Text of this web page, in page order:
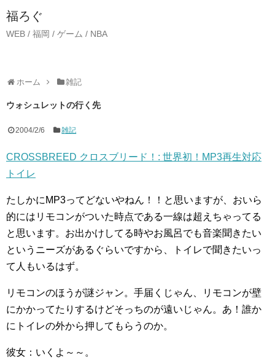
福ろぐ
WEB / 福岡 / ゲーム / NBA
ホーム 雑記
ウォシュレットの行く先
2004/2/6 雑記
CROSSBREED クロスブリード！: 世界初！MP3再生対応
トイレ
たしかにMP3ってどないやねん！！と思いますが、おいら
的にはリモコンがついた時点である一線は超えちゃってる
と思います。お出かけしてる時やお風呂でも音楽聞きたい
というニーズがあるぐらいですから、トイレで聞きたいっ
て人もいるはず。
リモコンのほうが謎ジャン。手届くじゃん、リモコンが壁
にかかってたりするけどそっちのが遠いじゃん。あ！誰か
にトイレの外から押してもらうのか。
彼女：いくよ～～。